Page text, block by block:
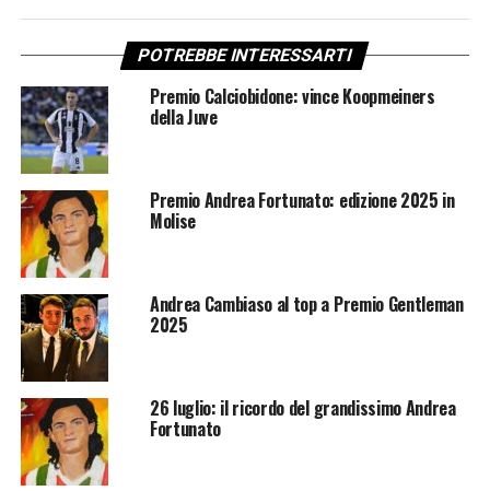
POTREBBE INTERESSARTI
Premio Calciobidone: vince Koopmeiners
della Juve
Premio Andrea Fortunato: edizione 2025 in
Molise
Andrea Cambiaso al top a Premio Gentleman
2025
26 luglio: il ricordo del grandissimo Andrea
Fortunato